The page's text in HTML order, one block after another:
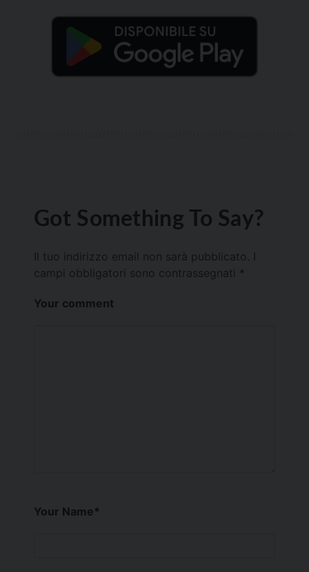
Got Something To Say?
Il tuo indirizzo email non sarà pubblicato.
campi obbligatori sono contrassegnati *
Your comment
Your Name*